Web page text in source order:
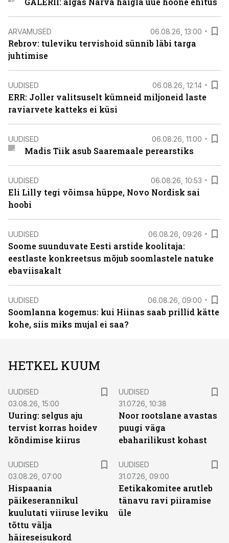
ARVAMUSED 06.08.26, 13:00
Rebrov: tuleviku tervishoid sünnib läbi targa
juhtimise
UUDISED 06.08.26, 12:14
ERR: Joller valitsuselt kümneid miljoneid laste
raviarvete katteks ei küsi
UUDISED 06.08.26, 11:00
Madis Tiik asub Saaremaale perearstiks
UUDISED 06.08.26, 10:53
Eli Lilly tegi võimsa hüppe, Novo Nordisk sai
hoobi
UUDISED 06.08.26, 09:26
Soome suunduvate Eesti arstide koolitaja:
eestlaste konkreetsus mõjub soomlastele natuke
ebaviisakalt
UUDISED 06.08.26, 09:00
Soomlanna kogemus: kui Hiinas saab prillid kätte
kohe, siis miks mujal ei saa?
HETKEL KUUM
UUDISED
03.08.26, 15:00
Uuring: selgus aju
tervist korras hoidev
kõndimise kiirus
UUDISED
31.07.26, 10:38
Noor rootslane avastas
puugi väga
ebaharilikust kohast
UUDISED
03.08.26, 07:00
Hispaania
päikeserannikul
kuulutati viiruse leviku
tõttu välja
häireseisukord
UUDISED
31.07.26, 09:00
Eetikakomitee arutleb
tänavu ravi piiramise
üle